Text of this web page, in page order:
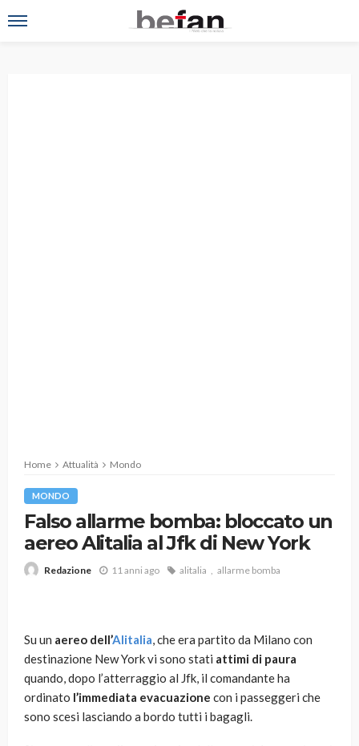
Home Attualità Mondo
MONDO
Falso allarme bomba: bloccato un
aereo Alitalia al Jfk di New York
Redazione 11 anni ago alitalia allarme bomba
Su un aereo dell’Alitalia, che era partito da Milano con
destinazione New York vi sono stati attimi di paura
quando, dopo l’atterraggio al Jfk, il comandante ha
ordinato l’immediata evacuazione con i passeggeri che
sono scesi lasciando a bordo tutti i bagagli.